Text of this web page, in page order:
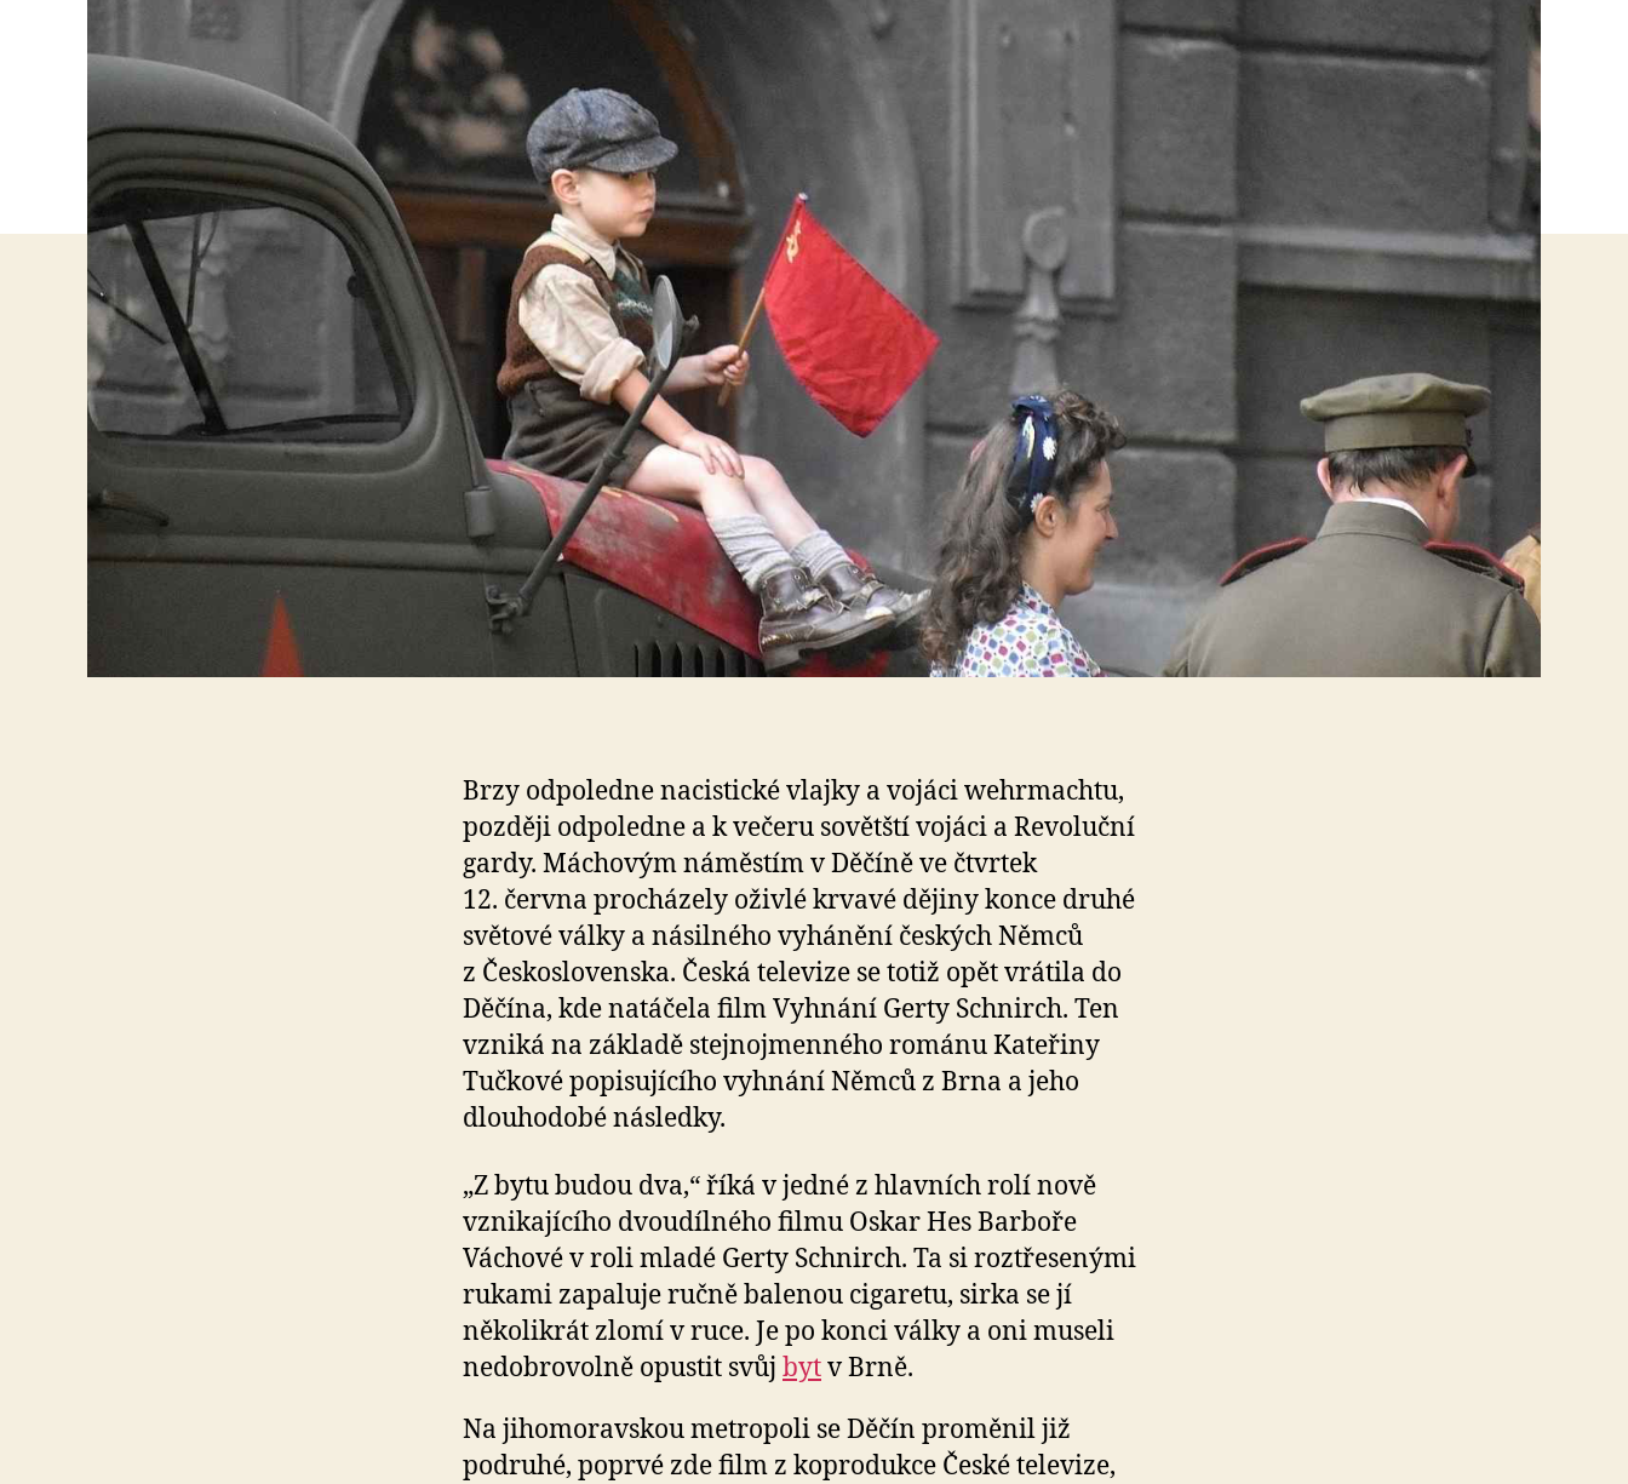
Brzy odpoledne nacistické vlajky a vojáci wehrmachtu,
později odpoledne a k večeru sovětští vojáci a Revoluční
gardy. Máchovým náměstím v Děčíně ve čtvrtek
12. června procházely oživlé krvavé dějiny konce druhé
světové války a násilného vyhánění českých Němců
z Československa. Česká televize se totiž opět vrátila do
Děčína, kde natáčela film Vyhnání Gerty Schnirch. Ten
vzniká na základě stejnojmenného románu Kateřiny
Tučkové popisujícího vyhnání Němců z Brna a jeho
dlouhodobé následky.
„Z bytu budou dva,“ říká v jedné z hlavních rolí nově
vznikajícího dvoudílného filmu Oskar Hes Barboře
Váchové v roli mladé Gerty Schnirch. Ta si roztřesenými
rukami zapaluje ručně balenou cigaretu, sirka se jí
několikrát zlomí v ruce. Je po konci války a oni museli
nedobrovolně opustit svůj bytv Brně.
Na jihomoravskou metropoli se Děčín proměnil již
podruhé, poprvé zde film z koprodukce České televize,